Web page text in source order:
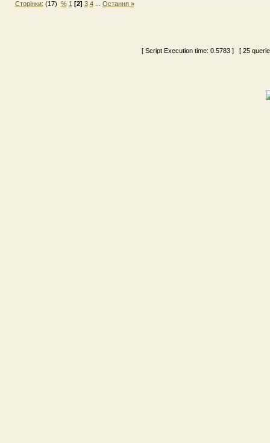
Сторінки: (17) % 1 [2] 3 4... Остання »
[ Script Execution time: 0.5783 ] [ 25